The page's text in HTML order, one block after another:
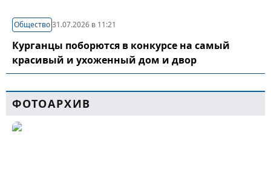
Общество31.07.2026 в 11:21
Курганцы поборются в конкурсе на самый
красивый и ухоженный дом и двор
ФОТОАРХИВ